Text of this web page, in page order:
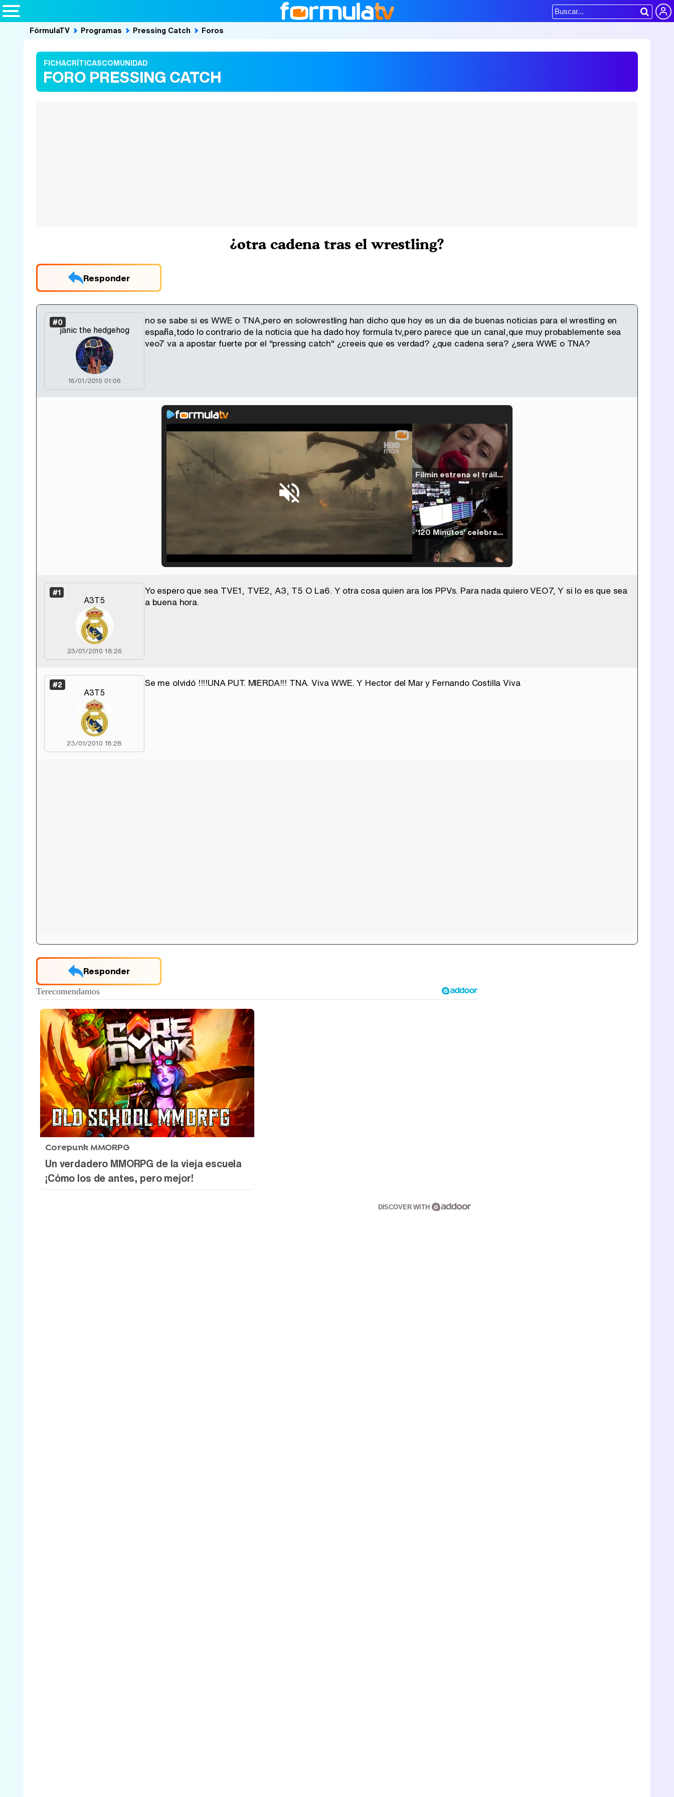
FórmulaTV Programas Pressing Catch Foros
FICHACRÍTICASCOMUNIDAD
FORO PRESSING CATCH
¿otra cadena tras el wrestling?
Responder
#0
janic the hedgehog
16/01/2010 01:06
no se sabe si es WWE o TNA,pero en solowrestling han dicho que hoy es un dia de buenas noticias para el wrestling en
españa,todo lo contrario de la noticia que ha dado hoy formula tv,pero parece que un canal,que muy probablemente sea
veo7 va a apostar fuerte por el "pressing catch" ¿creeis que es verdad? ¿que cadena sera? ¿sera WWE o TNA?
Unmute /
Filmin estrena el tráiler de 'Millennial Mal', su nueva comedia universitaria de la mano de Lorena Iglesias
'120 Minutos' celebra sus 2.000 programas en Telemadrid con un vídeo del día a día en la redacción
Tráiler de '33 días', la nueva serie de Atresplayer con Julián Villagrán y José Manuel Poga
#1
A3T5
23/01/2010 18:26
Yo espero que sea TVE1, TVE2, A3, T5 O La6. Y otra cosa quien ara los PPVs. Para nada quiero VEO7, Y si lo es que sea
a buena hora.
#2
A3T5
23/01/2010 18:28
Se me olvidó !!!!UNA PUT. MIERDA!!! TNA. Viva WWE. Y Hector del Mar y Fernando Costilla Viva
Responder
Corepunk MMORPG
Un verdadero MMORPG de la vieja escuela
¡Cómo los de antes, pero mejor!
DISCOVER WITH